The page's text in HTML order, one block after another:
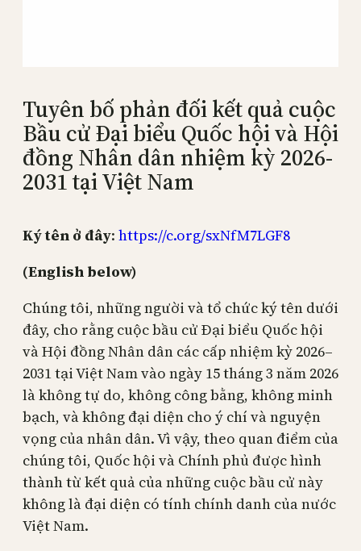
Tuyên bố phản đối kết quả cuộc
Bầu cử Đại biểu Quốc hội và Hội
đồng Nhân dân nhiệm kỳ 2026-
2031 tại Việt Nam
Ký tên ở đây: https://c.org/sxNfM7LGF8
(English below)
Chúng tôi, những người và tổ chức ký tên dưới
đây, cho rằng cuộc bầu cử Đại biểu Quốc hội
và Hội đồng Nhân dân các cấp nhiệm kỳ 2026–
2031 tại Việt Nam vào ngày 15 tháng 3 năm 2026
là không tự do, không công bằng, không minh
bạch, và không đại diện cho ý chí và nguyện
vọng của nhân dân. Vì vậy, theo quan điểm của
chúng tôi, Quốc hội và Chính phủ được hình
thành từ kết quả của những cuộc bầu cử này
không là đại diện có tính chính danh của nước
Việt Nam.